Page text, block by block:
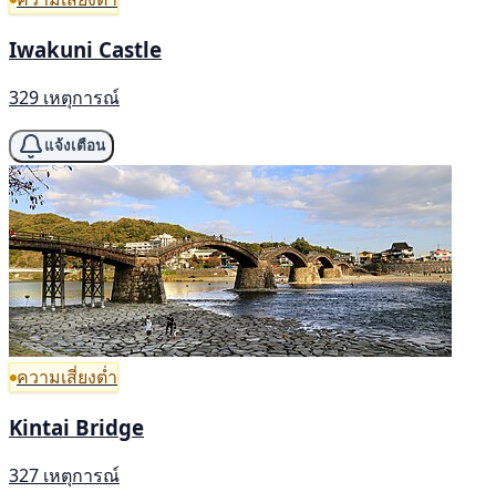
Iwakuni Castle
329 เหตุการณ์
แจ้งเตือน
ความเสี่ยงต่ำ
Kintai Bridge
327 เหตุการณ์